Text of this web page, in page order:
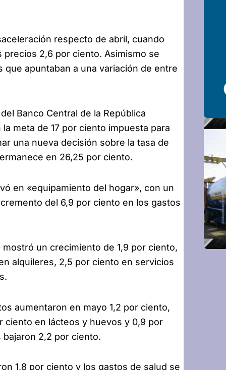
respecto de abril, cuando
2,6 por ciento. Asimismo se
apuntaban a una variación de entre
Banco Central de la República
meta de 17 por ciento impuesta para
una nueva decisión sobre la tasa de
en 26,25 por ciento.
en «equipamiento del hogar», con un
del 6,9 por ciento en los gastos
un crecimiento de 1,9 por ciento,
alquileres, 2,5 por ciento en servicios
aumentaron en mayo 1,2 por ciento,
ciento en lácteos y huevos y 0,9 por
2,2 por ciento.
1,8 por ciento y los gastos de salud se